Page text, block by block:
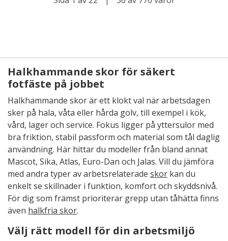
Halkhammande skor för säkert
fotfäste på jobbet
Halkhammande skor är ett klokt val när arbetsdagen
sker på hala, våta eller hårda golv, till exempel i kök,
vård, lager och service. Fokus ligger på yttersulor med
bra friktion, stabil passform och material som tål daglig
användning. Här hittar du modeller från bland annat
Mascot, Sika, Atlas, Euro-Dan och Jalas. Vill du jämföra
med andra typer av arbetsrelaterade skor kan du
enkelt se skillnader i funktion, komfort och skyddsnivå.
För dig som främst prioriterar grepp utan tåhätta finns
även halkfria skor.
Välj rätt modell för din arbetsmiljö